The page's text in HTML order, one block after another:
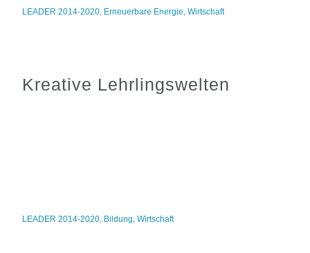
LEADER 2014-2020, Erneuerbare Energie,Wirtschaft
Kreative Lehrlingswelten
LEADER 2014-2020, Bildung,Wirtschaft